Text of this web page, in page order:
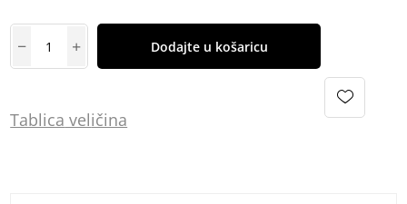
Dodajte u košaricu
Tablica veličina